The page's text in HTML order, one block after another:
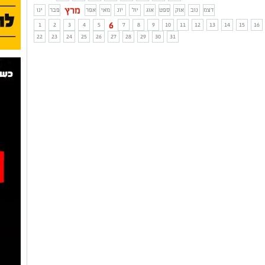
ינו פבר מרץ אפר מאי יונ יול אוג ספט אוק נוב
דצמ
1
2 3 4 5 6 7 8 9 10 11 12 13 14 15
16
22
23 24 25 26 27 28 29 30 31